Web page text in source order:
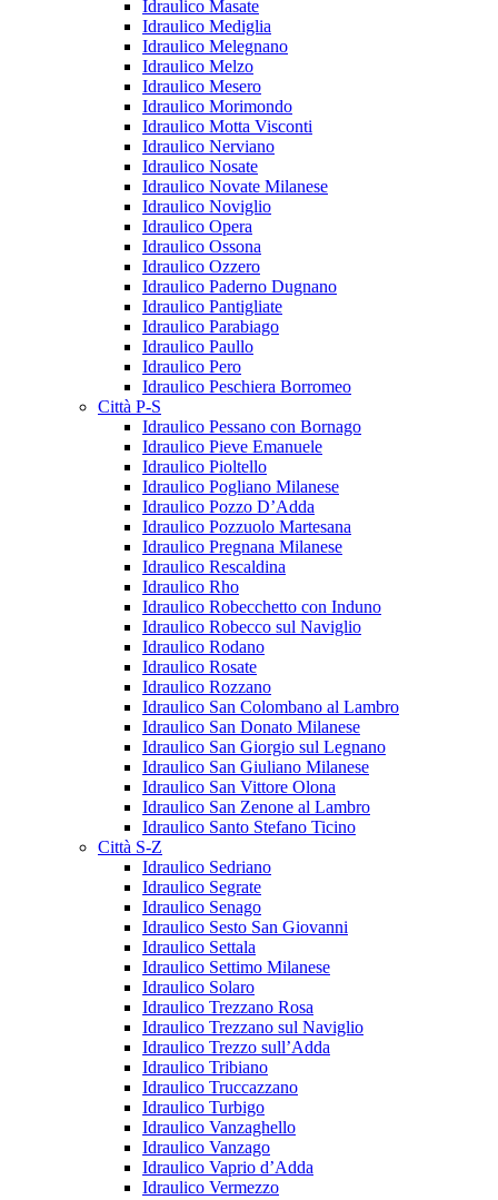
Idraulico Masate
Idraulico Mediglia
Idraulico Melegnano
Idraulico Melzo
Idraulico Mesero
Idraulico Morimondo
Idraulico Motta Visconti
Idraulico Nerviano
Idraulico Nosate
Idraulico Novate Milanese
Idraulico Noviglio
Idraulico Opera
Idraulico Ossona
Idraulico Ozzero
Idraulico Paderno Dugnano
Idraulico Pantigliate
Idraulico Parabiago
Idraulico Paullo
Idraulico Pero
Idraulico Peschiera Borromeo
Città P-S
Idraulico Pessano con Bornago
Idraulico Pieve Emanuele
Idraulico Pioltello
Idraulico Pogliano Milanese
Idraulico Pozzo D’Adda
Idraulico Pozzuolo Martesana
Idraulico Pregnana Milanese
Idraulico Rescaldina
Idraulico Rho
Idraulico Robecchetto con Induno
Idraulico Robecco sul Naviglio
Idraulico Rodano
Idraulico Rosate
Idraulico Rozzano
Idraulico San Colombano al Lambro
Idraulico San Donato Milanese
Idraulico San Giorgio sul Legnano
Idraulico San Giuliano Milanese
Idraulico San Vittore Olona
Idraulico San Zenone al Lambro
Idraulico Santo Stefano Ticino
Città S-Z
Idraulico Sedriano
Idraulico Segrate
Idraulico Senago
Idraulico Sesto San Giovanni
Idraulico Settala
Idraulico Settimo Milanese
Idraulico Solaro
Idraulico Trezzano Rosa
Idraulico Trezzano sul Naviglio
Idraulico Trezzo sull’Adda
Idraulico Tribiano
Idraulico Truccazzano
Idraulico Turbigo
Idraulico Vanzaghello
Idraulico Vanzago
Idraulico Vaprio d’Adda
Idraulico Vermezzo